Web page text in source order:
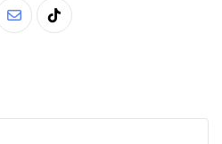
ShareTiktok